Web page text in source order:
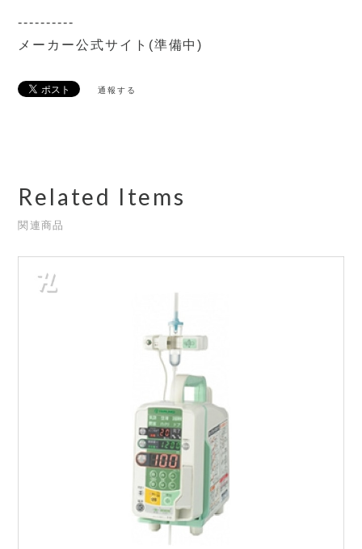
----------
メーカー公式サイト(準備中)
通報する
Related Items
関連商品